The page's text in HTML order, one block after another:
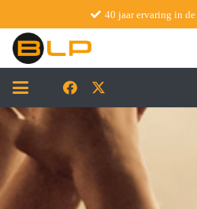
40 jaar ervaring in